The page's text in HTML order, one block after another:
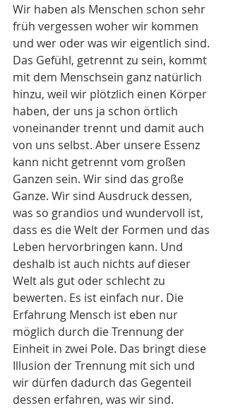
Wir haben als Menschen schon sehr
früh vergessen woher wir kommen
und wer oder was wir eigentlich sind.
Das Gefühl, getrennt zu sein, kommt
mit dem Menschsein ganz natürlich
hinzu, weil wir plötzlich einen Körper
haben, der uns ja schon örtlich
voneinander trennt und damit auch
von uns selbst. Aber unsere Essenz
kann nicht getrennt vom großen
Ganzen sein. Wir sind das große
Ganze. Wir sind Ausdruck dessen,
was so grandios und wundervoll ist,
dass es die Welt der Formen und das
Leben hervorbringen kann. Und
deshalb ist auch nichts auf dieser
Welt als gut oder schlecht zu
bewerten. Es ist einfach nur. Die
Erfahrung Mensch ist eben nur
möglich durch die Trennung der
Einheit in zwei Pole. Das bringt diese
Illusion der Trennung mit sich und
wir dürfen dadurch das Gegenteil
dessen erfahren, was wir sind.